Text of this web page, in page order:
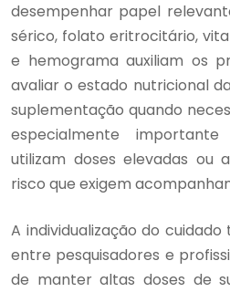
desempenhar papel
sérico, folato eritrocitário,
e hemograma auxiliam os
avaliar o estado nutricional
suplementação quando
especialmente
utilizam doses elevadas ou
risco que exigem
A individualização do
entre pesquisadores e
de manter altas doses de